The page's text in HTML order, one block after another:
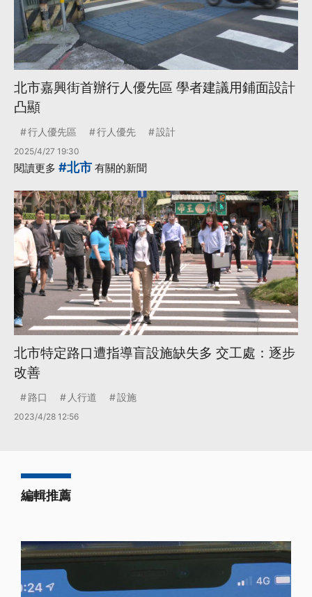
北市嘉興街首辦行人優先區 學者建議用鋪面設計
凸顯
行人優先區 行人優先 設計
2025/4/27 19:30
閱讀更多 #北市 有關的新聞
北市特定路口遭指導盲設施缺失多 交工處：逐步
改善
路口 人行道 設施
2023/4/28 12:56
編輯推薦